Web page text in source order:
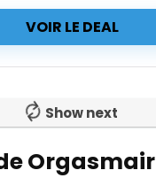
VOIR LE DEAL
Show next
Orgasmair